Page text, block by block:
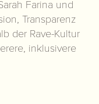
Farina und
Transparenz
der Rave-Kultur
inklusivere